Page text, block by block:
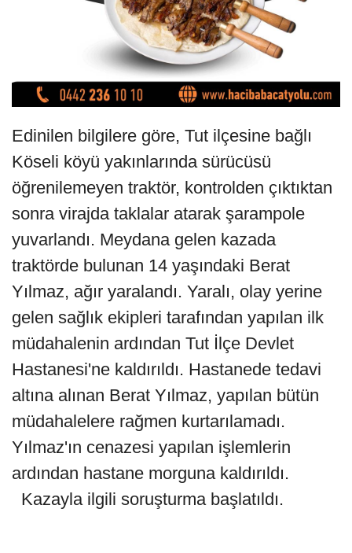
Edinilen bilgilere göre, Tut ilçesine bağlı
Köseli köyü yakınlarında sürücüsü
öğrenilemeyen traktör, kontrolden çıktıktan
sonra virajda taklalar atarak şarampole
yuvarlandı. Meydana gelen kazada
traktörde bulunan 14 yaşındaki Berat
Yılmaz, ağır yaralandı. Yaralı, olay yerine
gelen sağlık ekipleri tarafından yapılan ilk
müdahalenin ardından Tut İlçe Devlet
Hastanesi'ne kaldırıldı. Hastanede tedavi
altına alınan Berat Yılmaz, yapılan bütün
müdahalelere rağmen kurtarılamadı.
Yılmaz'ın cenazesi yapılan işlemlerin
ardından hastane morguna kaldırıldı.
Kazayla ilgili soruşturma başlatıldı.